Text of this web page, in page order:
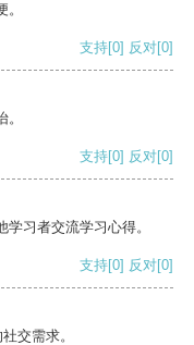
支持[0] 反对[0]
支持[0] 反对[0]
习者交流学习心得。
支持[0] 反对[0]
交需求。